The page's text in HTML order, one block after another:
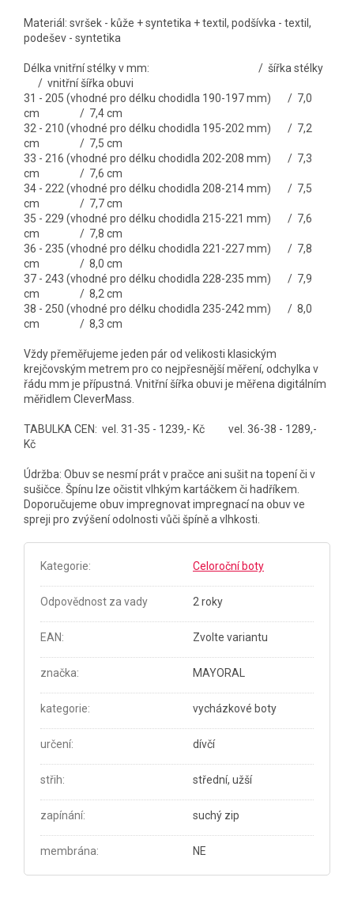
Materiál: svršek - kůže + syntetika + textil, podšívka - textil,
podešev - syntetika
Délka vnitřní stélky v mm: / šířka stélky
/ vnitřní šířka obuvi
31 - 205 (vhodné pro délku chodidla 190-197 mm) / 7,0
cm / 7,4 cm
32 - 210 (vhodné pro délku chodidla 195-202 mm) / 7,2
cm / 7,5 cm
33 - 216 (vhodné pro délku chodidla 202-208 mm) / 7,3
cm / 7,6 cm
34 - 222 (vhodné pro délku chodidla 208-214 mm) / 7,5
cm / 7,7 cm
35 - 229 (vhodné pro délku chodidla 215-221 mm) / 7,6
cm / 7,8 cm
36 - 235 (vhodné pro délku chodidla 221-227 mm) / 7,8
cm / 8,0 cm
37 - 243 (vhodné pro délku chodidla 228-235 mm) / 7,9
cm / 8,2 cm
38 - 250 (vhodné pro délku chodidla 235-242 mm) / 8,0
cm / 8,3 cm
Vždy přeměřujeme jeden pár od velikosti klasickým
krejčovským metrem pro co nejpřesnější měření, odchylka v
řádu mm je přípustná. Vnitřní šířka obuvi je měřena digitálním
měřidlem CleverMass.
TABULKA CEN: vel. 31-35 - 1239,- Kč vel. 36-38 - 1289,-
Kč
Údržba: Obuv se nesmí prát v pračce ani sušit na topení či v
sušičce. Špínu lze očistit vlhkým kartáčkem či hadříkem.
Doporučujeme obuv impregnovat impregnací na obuv ve
spreji pro zvýšení odolnosti vůči špíně a vlhkosti.
Kategorie: Celoroční boty
Odpovědnost za vady 2 roky
EAN: Zvolte variantu
značka: MAYORAL
kategorie: vycházkové boty
určení: dívčí
střih: střední, užší
zapínání: suchý zip
membrána: NE